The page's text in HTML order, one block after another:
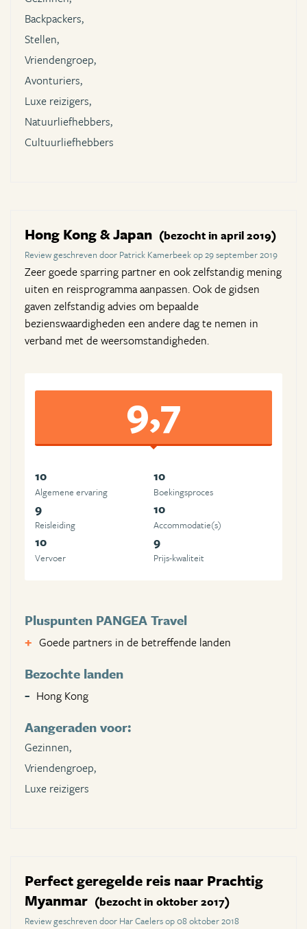
Backpackers,
Stellen,
Vriendengroep,
Avonturiers,
Luxe reizigers,
Natuurliefhebbers,
Cultuurliefhebbers
Hong Kong & Japan (bezocht in april 2019)
Review geschreven door Patrick Kamerbeek op 29 september 2019
Zeer goede sparring partner en ook zelfstandig mening
uiten en reisprogramma aanpassen. Ook de gidsen
gaven zelfstandig advies om bepaalde
bezienswaardigheden een andere dag te nemen in
verband met de weersomstandigheden.
9,7
10
Algemene ervaring
10
Boekingsproces
9
Reisleiding
10
Accommodatie(s)
10
Vervoer
9
Prijs-kwaliteit
Pluspunten PANGEA Travel
Goede partners in de betreffende landen
Bezochte landen
Hong Kong
Aangeraden voor:
Gezinnen,
Vriendengroep,
Luxe reizigers
Perfect geregelde reis naar Prachtig
Myanmar (bezocht in oktober 2017)
Review geschreven door Har Caelers op 08 oktober 2018